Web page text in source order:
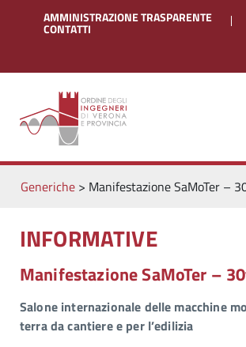
AMMINISTRAZIONE TRASPARENTE
CONTATTI
Generiche> Manifestazione SaMoTer –
INFORMATIVE
Manifestazione SaMoTer –
Salone internazionale delle macchine
terra da cantiere e per l’edilizia